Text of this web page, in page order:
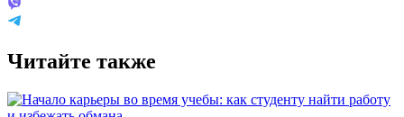
Читайте также